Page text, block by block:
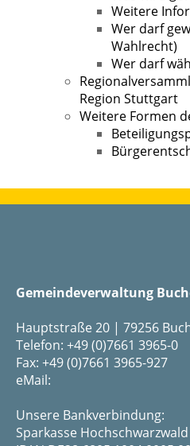
Weitere
Wer darf
Wahlrecht)
Wer darf
Region Stuttgart
Weitere Formen
Gemeindeverwaltung
Hauptstraße 20 | 79256
Telefon: +49 (0)7661 3965-0
Fax: +49 (0)7661 3965-927
eMail:
Unsere Bankverbindung:
Sparkasse Hochschwarzwald